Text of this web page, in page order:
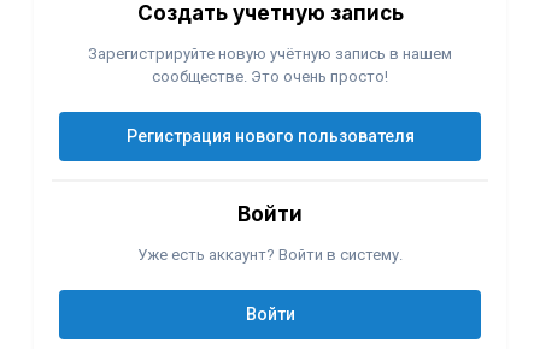
Создать учетную запись
Зарегистрируйте новую учётную запись в нашем
сообществе. Это очень просто!
Регистрация нового пользователя
Войти
Уже есть аккаунт? Войти в систему.
Войти